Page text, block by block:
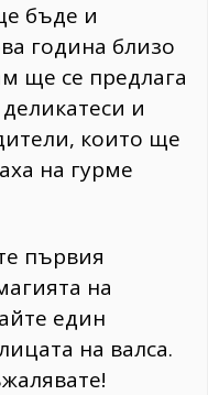
бъде и
година близо
ще се предлага
и
които ще
на гурме
първия
на
един
на валса.